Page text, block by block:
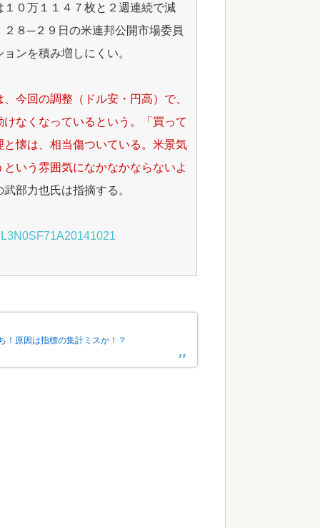
０万１１４７枚と２週連続で減
８─２９日の米連邦公開市場委員
ンを積み増しにくい。
今回の調整（ドル安・円高）で、
なくなっているという。「買って
懐は、相当傷ついている。米景気
いう雰囲気になかなかならないよ
部力也氏は指摘する。
！原因は指標の集計ミスか！？